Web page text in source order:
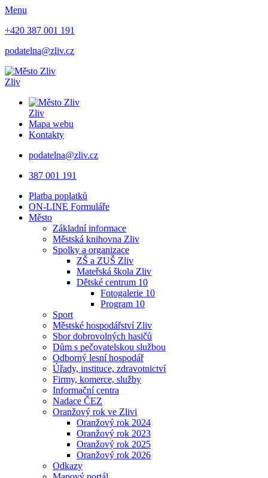
Menu
+420 387 001 191
podatelna@zliv.cz
Zliv
Zliv
Mapa webu
Kontakty
podatelna@zliv.cz
387 001 191
Platba poplatků
ON-LINE Formuláře
Město
Základní informace
Městská knihovna Zliv
Spolky a organizace
ZŠ a ZUŠ Zliv
Mateřská škola Zliv
Dětské centrum 10
Fotogalerie 10
Program 10
Sport
Městské hospodářství Zliv
Sbor dobrovolných hasičů
Dům s pečovatelskou službou
Odborný lesní hospodář
Úřady, instituce, zdravotnictví
Firmy, komerce, služby
Informační centra
Nadace ČEZ
Oranžový rok ve Zlivi
Oranžový rok 2024
Oranžový rok 2023
Oranžový rok 2025
Oranžový rok 2026
Odkazy